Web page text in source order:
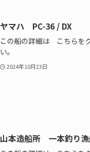
ヤマハ PC-36 / DX
この船の詳細は こちらを
い。
2024年10月23日
山本造船所 一本釣り